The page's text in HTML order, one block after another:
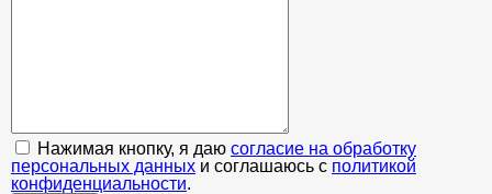
Нажимая кнопку, я даю согласие на обработку
персональных данных и соглашаюсь с политикой
конфиденциальности.